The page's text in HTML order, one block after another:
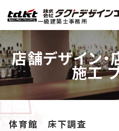
一級建築士事務所
店舗デザイン・
施工
体育館 床下調査